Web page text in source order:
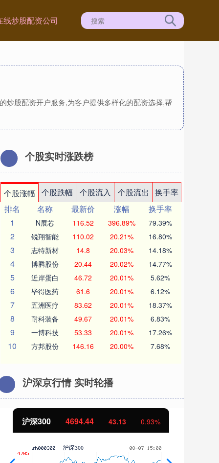
线炒股配资公司
炒股配资开户服务,为客户提供多样化的配资选择,帮
个股实时涨跌榜
个股涨幅 个股跌幅 个股流入 个股流出
换手率
排名
名称 最新价 涨幅
换手率
1
N展芯 116.52 396.89% 79.39%
2 锐翔智能 110.02 20.21% 16.80%
3 志特新材 14.8 20.03% 14.18%
4 博腾股份 20.44 20.02% 14.77%
5 近岸蛋白 46.72 20.01% 5.62%
6 毕得医药 61.6 20.01% 6.12%
7 五洲医疗 83.62 20.01% 18.37%
8 耐科装备 49.67 20.01% 6.83%
9 一博科技 53.33 20.01% 17.26%
10 方邦股份 146.16 20.00% 7.68%
沪深京行情 实时轮播
4694.44 43.13 0.93% 北证50